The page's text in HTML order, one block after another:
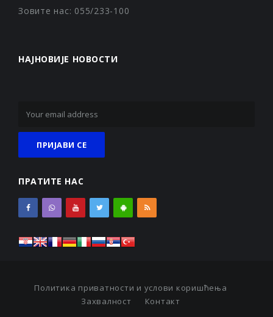
Зовите нас: 055/233-100
НАЈНОВИЈЕ НОВОСТИ
ПРАТИТЕ НАС
Политика приватности и услови коришћења
Захвалност
Контакт